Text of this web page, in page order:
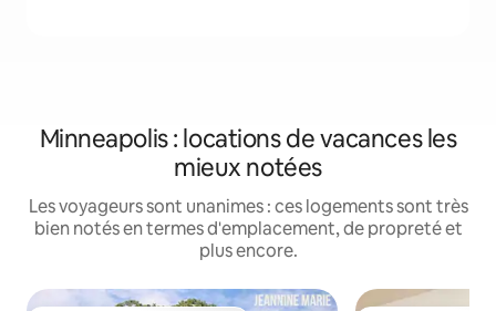
Minneapolis : locations de vacances les
mieux notées
Les voyageurs sont unanimes : ces logements sont très
bien notés en termes d'emplacement, de propreté et
plus encore.